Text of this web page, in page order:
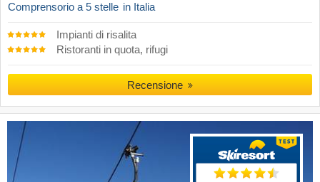
Comprensorio a 5 stelle in Italia
Impianti di risalita
Ristoranti in quota, rifugi
Recensione